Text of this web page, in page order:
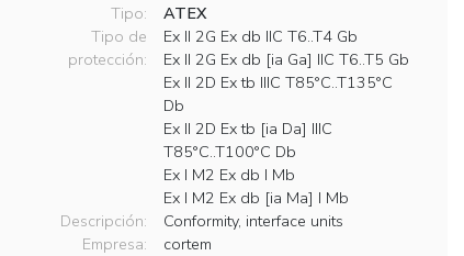
Tipo:
ATEX
Tipo de
protección:
Ex II 2G Ex db IIC T6..T4 Gb
Ex II 2G Ex db [ia Ga] IIC T6..T5 Gb
Ex II 2D Ex tb IIIC T85°C..T135°C
Db
Ex II 2D Ex tb [ia Da] IIIC
T85°C..T100°C Db
Ex I M2 Ex db I Mb
Ex I M2 Ex db [ia Ma] I Mb
Descripción:
Conformity, interface units
Empresa:
cortem